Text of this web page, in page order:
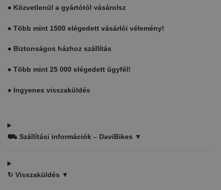
● Közvetlenül a gyártótól vásárolsz
● Több mint 1500 elégedett vásárlói vélemény!
● Biztonságos házhoz szállítás
● Több mint 25 000 elégedett ügyfél!
● Ingyenes visszaküldés
⛟ Szállítási információk – DaviBikes ▼
↻ Visszaküldés ▼